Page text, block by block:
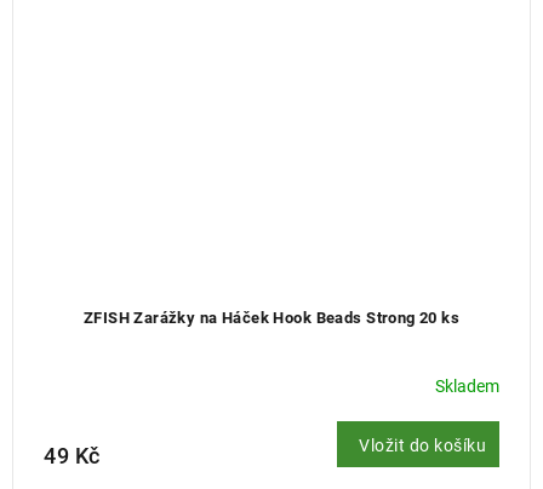
ZFISH Zarážky na Háček Hook Beads Strong 20 ks
Skladem
49 Kč Vložit do košíku